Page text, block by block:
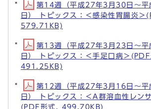
第14週（平成27年3月30日～
日） トピックス：＜感染性胃腸炎＞
579.71KB)
第13週（平成27年3月23日～
日） トピックス：＜手足口病＞(PDF
491.25KB)
第12週（平成27年3月16日～
日） トピックス：＜A群溶血性レン
(PDF形式, 499.70KB)